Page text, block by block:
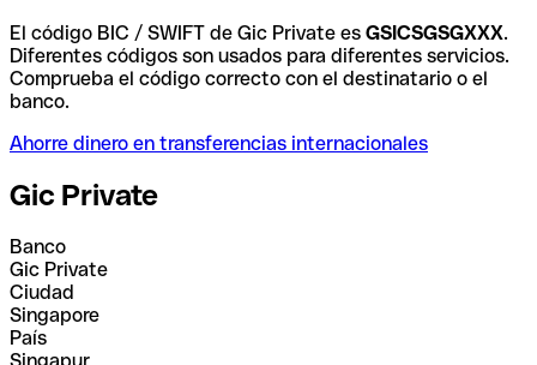
El código BIC / SWIFT de Gic Private es GSICSGSGXXX.
Diferentes códigos son usados para diferentes servicios.
Comprueba el código correcto con el destinatario o el
banco.
Ahorre dinero en transferencias internacionales
Gic Private
Banco
Gic Private
Ciudad
Singapore
País
Singapur